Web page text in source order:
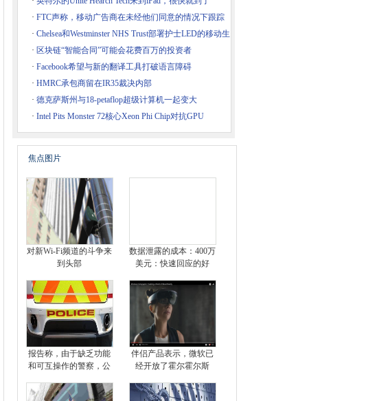
Chromebooks
· FTC声称，移动广告商在未经他们同意的情况下跟踪
· Chelsea和Westminster NHS Trust部署护士LED的移动生
命体征App
· 区块链“智能合同”可能会花费百万的投资者
· Facebook希望与新的翻译工具打破语言障碍
· HMRC承包商留在IR35裁决内部
· 德克萨斯州与18-petaflop超级计算机一起变大
· Intel Pits Monster 72核心Xeon Phi Chip对抗GPU
焦点图片
对新Wi-Fi频道的斗争来
到头部
数据泄露的成本：400万
美元：快速回应的好
报告称，由于缺乏功能
和可互操作的警察，公
伴侣产品表示，微软已
经开放了霍尔霍尔斯